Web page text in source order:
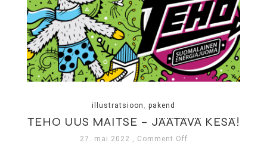
illustratsioon pakend
TEHO UUS MAITSE – JÄÄTÄVÄ KESÄ!
27. mai 2022 , Comment Off